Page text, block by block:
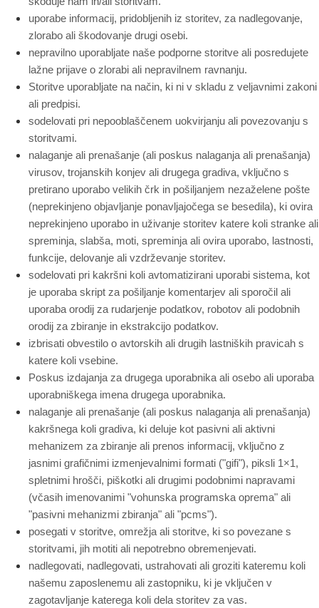
uporabe informacij, pridobljenih iz storitev, za nadlegovanje,
zlorabo ali škodovanje drugi osebi.
nepravilno uporabljate naše podporne storitve ali posredujete
lažne prijave o zlorabi ali nepravilnem ravnanju.
Storitve uporabljate na način, ki ni v skladu z veljavnimi zakoni
ali predpisi.
sodelovati pri nepooblaščenem uokvirjanju ali povezovanju s
storitvami.
nalaganje ali prenašanje (ali poskus nalaganja ali prenašanja)
virusov, trojanskih konjev ali drugega gradiva, vključno s
pretirano uporabo velikih črk in pošiljanjem nezaželene pošte
(neprekinjeno objavljanje ponavljajočega se besedila), ki ovira
neprekinjeno uporabo in uživanje storitev katere koli stranke ali
spreminja, slabša, moti, spreminja ali ovira uporabo, lastnosti,
funkcije, delovanje ali vzdrževanje storitev.
sodelovati pri kakršni koli avtomatizirani uporabi sistema, kot
je uporaba skript za pošiljanje komentarjev ali sporočil ali
uporaba orodij za rudarjenje podatkov, robotov ali podobnih
orodij za zbiranje in ekstrakcijo podatkov.
izbrisati obvestilo o avtorskih ali drugih lastniških pravicah s
katere koli vsebine.
Poskus izdajanja za drugega uporabnika ali osebo ali uporaba
uporabniškega imena drugega uporabnika.
nalaganje ali prenašanje (ali poskus nalaganja ali prenašanja)
kakršnega koli gradiva, ki deluje kot pasivni ali aktivni
mehanizem za zbiranje ali prenos informacij, vključno z
jasnimi grafičnimi izmenjevalnimi formati ("gifi"), piksli 1×1,
spletnimi hrošči, piškotki ali drugimi podobnimi napravami
(včasih imenovanimi "vohunska programska oprema" ali
"pasivni mehanizmi zbiranja" ali "pcms").
posegati v storitve, omrežja ali storitve, ki so povezane s
storitvami, jih motiti ali nepotrebno obremenjevati.
nadlegovati, nadlegovati, ustrahovati ali groziti kateremu koli
našemu zaposlenemu ali zastopniku, ki je vključen v
zagotavljanje katerega koli dela storitev za vas.